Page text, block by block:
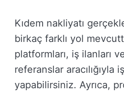
Kıdem nakliyatı
birkaç farklı yol
platformları, iş ilanları
referanslar aracılığıyla
yapabilirsiniz. Ayrıca,